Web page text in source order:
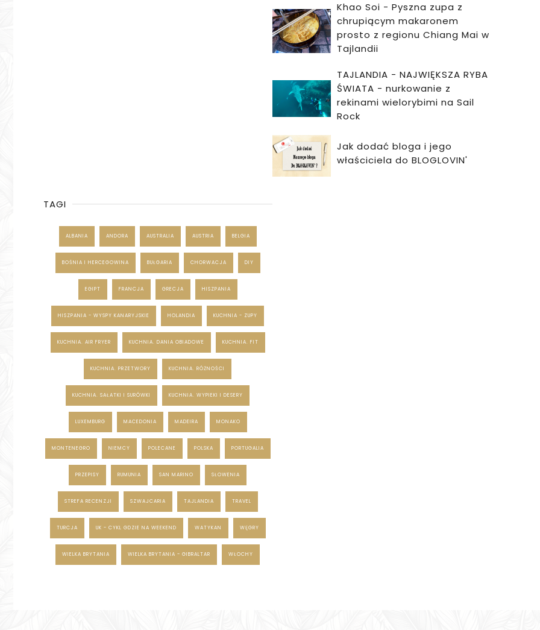
Khao Soi - Pyszna zupa z
chrupiącym makaronem
prosto z regionu Chiang Mai w
Tajlandii
TAJLANDIA - NAJWIĘKSZA RYBA
ŚWIATA - nurkowanie z
rekinami wielorybimi na Sail
Rock
Jak dodać bloga i jego
właściciela do BLOGLOVIN'
TAGI
ALBANIA ANDORA AUSTRALIA AUSTRIA BELGIA
BOŚNIA I HERCEGOWINA BUŁGARIA CHORWACJA DIY
EGIPT FRANCJA GRECJA HISZPANIA
HISZPANIA - WYSPY KANARYJSKIE HOLANDIA KUCHNIA - ZUPY
KUCHNIA. AIR FRYER KUCHNIA. DANIA OBIADOWE KUCHNIA. FIT
KUCHNIA. PRZETWORY KUCHNIA. RÓŻNOŚCI
KUCHNIA. SAŁATKI I SURÓWKI KUCHNIA. WYPIEKI I DESERY
LUXEMBURG MACEDONIA MADEIRA MONAKO
MONTENEGRO NIEMCY POLECANE POLSKA PORTUGALIA
PRZEPISY RUMUNIA SAN MARINO SŁOWENIA
STREFA RECENZJI SZWAJCARIA TAJLANDIA TRAVEL
TURCJA UK - CYKL GDZIE NA WEEKEND WATYKAN WĘGRY
WIELKA BRYTANIA WIELKA BRYTANIA - GIBRALTAR WŁOCHY